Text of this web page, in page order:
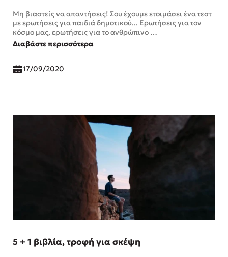
Μη βιαστείς να απαντήσεις! Σου έχουμε ετοιμάσει ένα τεστ
με ερωτήσεις για παιδιά δημοτικού... Ερωτήσεις για τον
κόσμο μας, ερωτήσεις για το ανθρώπινο …
Διαβάστε περισσότερα
17/09/2020
5 + 1 βιβλία, τροφή για σκέψη